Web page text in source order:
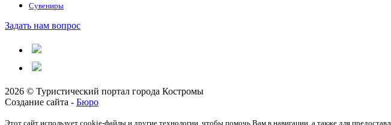
Сувениры
Задать нам вопрос
2026 © Туристический портал города Костромы
Создание сайта - Бюро
Этот сайт использует cookie-файлы и другие технологии, чтобы помочь Вам в навигации, а также для